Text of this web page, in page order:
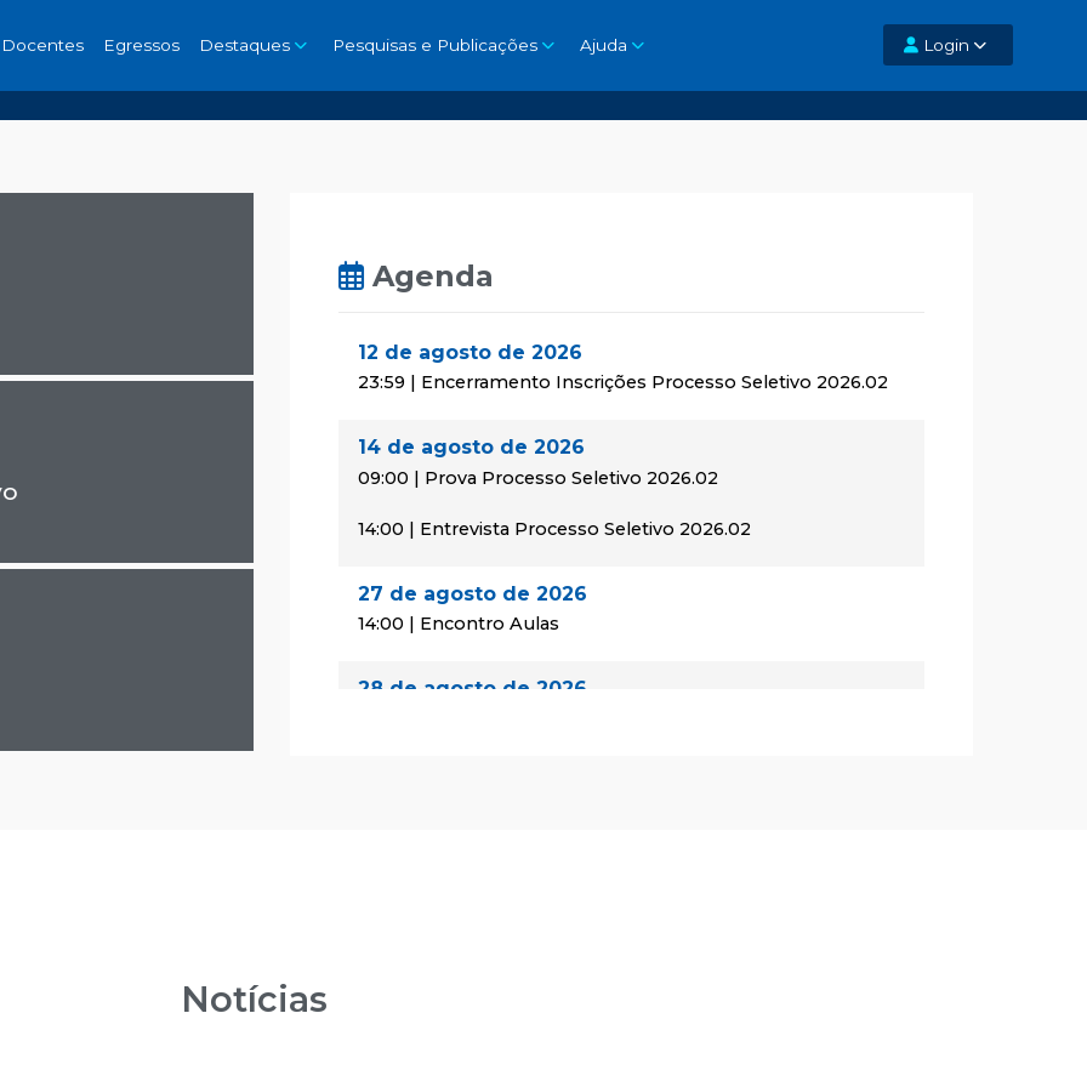
Docentes Egressos Destaques Pesquisas e Publicações Ajuda Login
Agenda
12 de agosto de 2026
23:59 | Encerramento Inscrições Processo Seletivo 2026.02
14 de agosto de 2026
09:00 | Prova Processo Seletivo 2026.02
14:00 | Entrevista Processo Seletivo 2026.02
27 de agosto de 2026
14:00 | Encontro Aulas
28 de agosto de 2026
Notícias